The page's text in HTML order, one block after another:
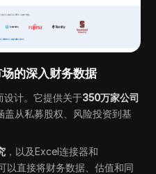
的深入财务数据
计。它提供关于350万家公司
盖从私募股权、风险投资到基
，以及Excel连接器和
以直接将财务数据、估值和同